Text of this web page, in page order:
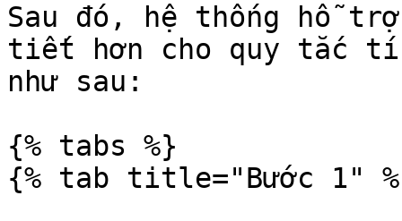
Sau đó, hệ thống hỗ
tiết hơn cho quy tắc
như sau:
{% tabs %}
{% tab title="Bước 1"